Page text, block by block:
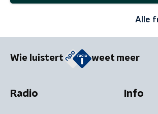
Alle
Wie luistert weet meer
Radio Info